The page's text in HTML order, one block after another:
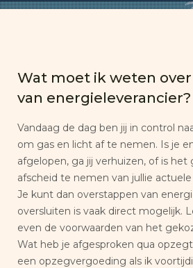
Wat moet ik weten
van energieleverancier?
Vandaag de dag ben jij in control
om gas en licht af te nemen. Is je
afgelopen, ga jij verhuizen, of is
afscheid te nemen van jullie
Je kunt dan overstappen van
oversluiten is vaak direct mogelijk.
even de voorwaarden van het
Wat heb je afgesproken qua
een opzegvergoeding als ik